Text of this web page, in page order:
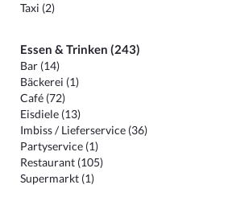
Taxi (2)
Essen & Trinken (243)
Bar (14)
Bäckerei (1)
Café (72)
Eisdiele (13)
Imbiss / Lieferservice (36)
Partyservice (1)
Restaurant (105)
Supermarkt (1)